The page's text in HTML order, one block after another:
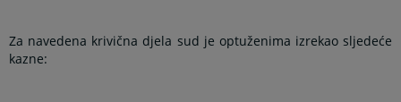
Za navedena krivična djela sud je optuženima izrekao sljedeće
kazne: